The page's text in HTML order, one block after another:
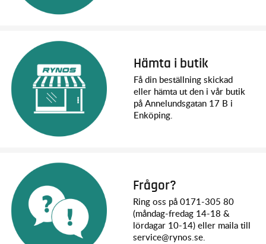
Hämta i butik
Få din beställning skickad
eller hämta ut den i vår butik
på Annelundsgatan 17 B i
Enköping.
Frågor?
Ring oss på 0171-305 80
(måndag-fredag 14-18 &
lördagar 10-14) eller maila till
service@rynos.se.